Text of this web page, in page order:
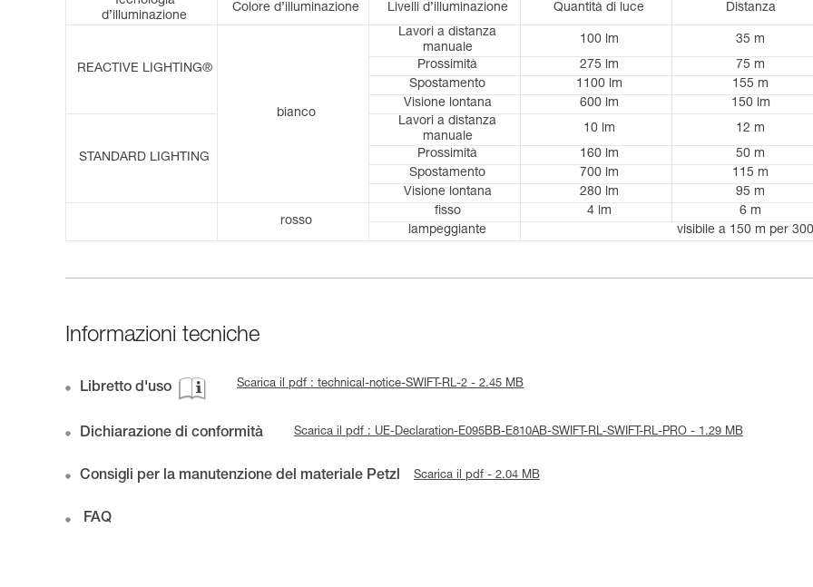
d’illuminazione
Colore d’illuminazione Livelli d’illuminazione Quantità di luce Distanza
REACTIVE LIGHTING®
bianco
Lavori a distanza
manuale
100 lm
35 m
Prossimità
275 lm
75 m
Spostamento
1100 lm
155 m
Visione lontana
600 lm 150 lm
STANDARD LIGHTING
Lavori a distanza
manuale
10 lm
12 m
Prossimità
160 lm
50 m
Spostamento
700 lm
115 m
Visione lontana
280 lm 95 m
rosso
fisso 4 lm
6 m
lampeggiante
visibile a 150 m per
Informazioni tecniche
Libretto d'uso Scarica il pdf : technical-notice-SWIFT-RL-2 - 2.45 MB
Dichiarazione di conformità Scarica il pdf : UE-Declaration-E095BB-E810AB-SWIFT-RL-SWIFT-RL-PRO - 1.29 MB
Consigli per la manutenzione del materiale Petzl Scarica il pdf - 2.04 MB
FAQ